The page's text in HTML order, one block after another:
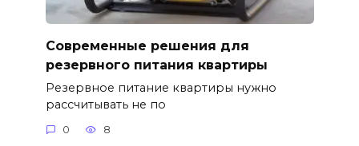
Современные решения для
резервного питания квартиры
Резервное питание квартиры нужно
рассчитывать не по
0 8